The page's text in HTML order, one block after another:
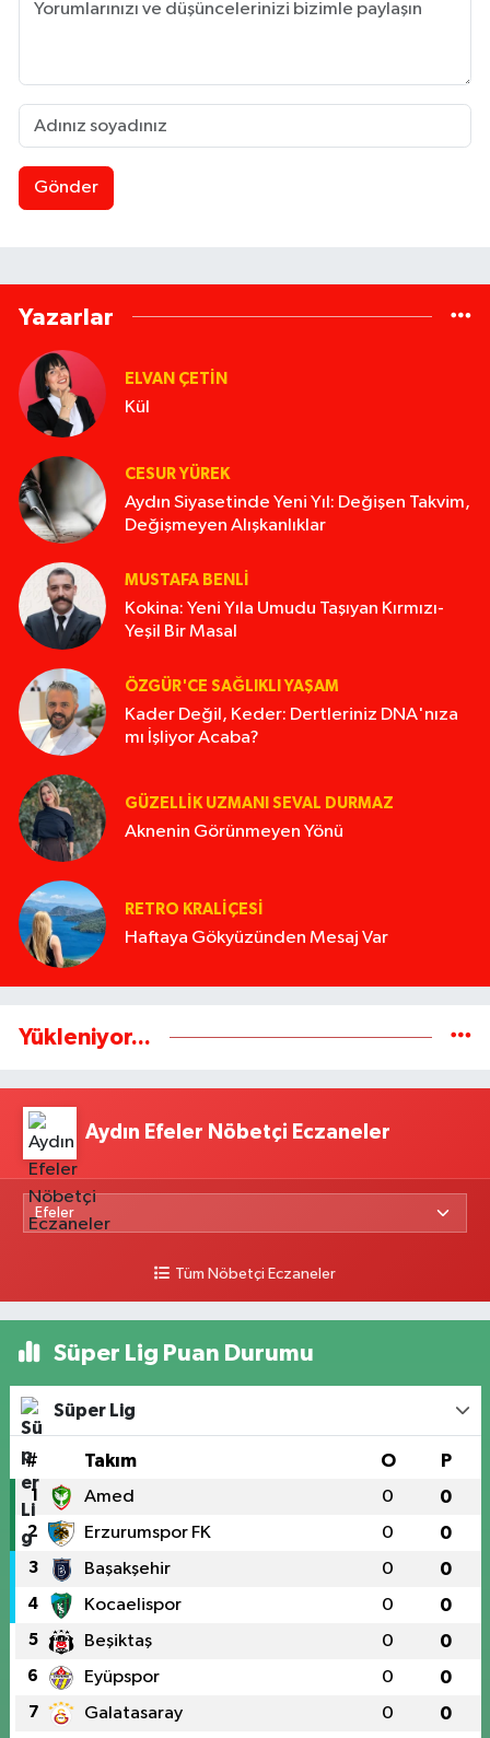
Gönder
Yazarlar
ELVAN ÇETIN
Kül
CESUR YÜREK
Aydın Siyasetinde Yeni Yıl: Değişen Takvim,
Değişmeyen Alışkanlıklar
MUSTAFA BENLI
Kokina: Yeni Yıla Umudu Taşıyan Kırmızı-
Yeşil Bir Masal
ÖZGÜR'CE SAĞLIKLI YAŞAM
Kader Değil, Keder: Dertleriniz DNA'nıza
mı İşliyor Acaba?
GÜZELLIK UZMANI SEVAL DURMAZ
Aknenin Görünmeyen Yönü
RETRO KRALIÇESI
Haftaya Gökyüzünden Mesaj Var
Yükleniyor...
Aydın Efeler Nöbetçi Eczaneler
Tüm Nöbetçi Eczaneler
Süper Lig Puan Durumu
Süper Lig
# Takım O P
1 Amed 0 0
2 Erzurumspor FK 0 0
3 Başakşehir 0 0
4 Kocaelispor 0 0
5 Beşiktaş 0 0
6 Eyüpspor 0 0
7 Galatasaray 0 0